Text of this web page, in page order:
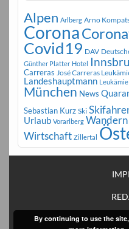
Alpen Arlberg Arno
Corona
Covid19 DAV
Günther Platter Hotel
Carreras José Carreras
Landeshauptmann Leukämie
München News
Sebastian Kurz Ski
Urlaub Vorarlberg Wandern
Wirtschaft Zillertal
By continuing to use the